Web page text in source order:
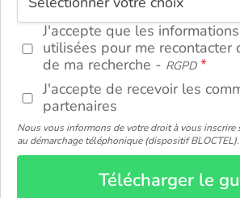
J'accepte que les
utilisées pour me recontacter
de ma recherche - RGPD
J'accepte de recevoir les
partenaires
Nous vous informons de votre droit à vous
au démarchage téléphonique (dispositif BLOCTEL).
Télécharger le